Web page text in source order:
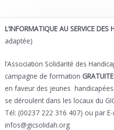
L’INFORMATIQUE AU SERVICE DES
adaptée)
l’Association Solidarité des
campagne de formation GRATUITE
en faveur des jeunes
se déroulent dans les locaux du
Tél: (00237 222 316 407) ou par
infos@gicsolidah.org